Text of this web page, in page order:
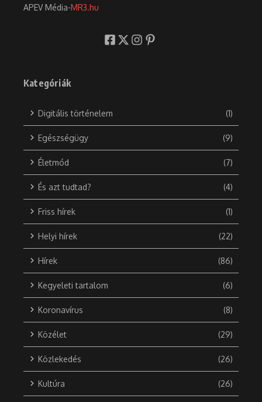
APEV Média-MR3.hu
Kategóriák
Digitális történelem (1)
Egészségügy (9)
Életmód (7)
És azt tudtad? (4)
Friss hírek (1)
Helyi hírek (22)
Hírek (86)
Kegyeleti tartalom (6)
Koronavírus (8)
Közélet (29)
Közlekedés (26)
Kultúra (26)